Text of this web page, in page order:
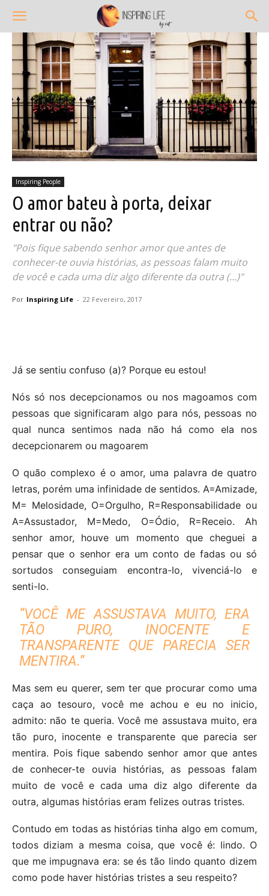
Inspiring People
O amor bateu à porta, deixar
entrar ou não?
"Pois fique sabendo senhor amor que antes de
conhecer-te ouvia histórias, as pessoas falam muito
de você e cada uma diz algo diferente da outra (...)"
Por Inspiring Life - 22 Fevereiro, 2017
Já se sentiu confuso (a)? Porque eu estou!
Nós só nos decepcionamos ou nos magoamos com
pessoas que significaram algo para nós, pessoas no
qual nunca sentimos nada não há como ela nos
decepcionarem ou magoarem
O quão complexo é o amor, uma palavra de quatro
letras, porém uma infinidade de sentidos. A=Amizade,
M= Melosidade, O=Orgulho, R=Responsabilidade ou
A=Assustador, M=Medo, O=Ódio, R=Receio. Ah
senhor amor, houve um momento que cheguei a
pensar que o senhor era um conto de fadas ou só
sortudos conseguiam encontra-lo, vivenciá-lo e
senti-lo.
“VOCÊ ME ASSUSTAVA MUITO, ERA
TÃO PURO, INOCENTE E
TRANSPARENTE QUE PARECIA SER
MENTIRA.”
Mas sem eu querer, sem ter que procurar como uma
caça ao tesouro, você me achou e eu no inicio,
admito: não te queria. Você me assustava muito, era
tão puro, inocente e transparente que parecia ser
mentira. Pois fique sabendo senhor amor que antes
de conhecer-te ouvia histórias, as pessoas falam
muito de você e cada uma diz algo diferente da
outra, algumas histórias eram felizes outras tristes.
Contudo em todas as histórias tinha algo em comum,
todos diziam a mesma coisa, que você é: lindo. O
que me impugnava era: se és tão lindo quanto dizem
como pode haver histórias tristes a seu respeito?